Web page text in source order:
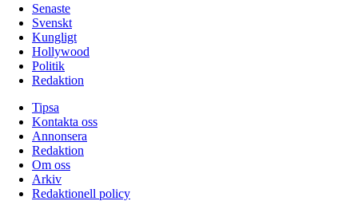
Senaste
Svenskt
Kungligt
Hollywood
Politik
Redaktion
Tipsa
Kontakta oss
Annonsera
Redaktion
Om oss
Arkiv
Redaktionell policy